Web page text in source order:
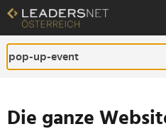
Zum
Inhalt
Zur
Fußzeilen-
Navigation
Die ganze